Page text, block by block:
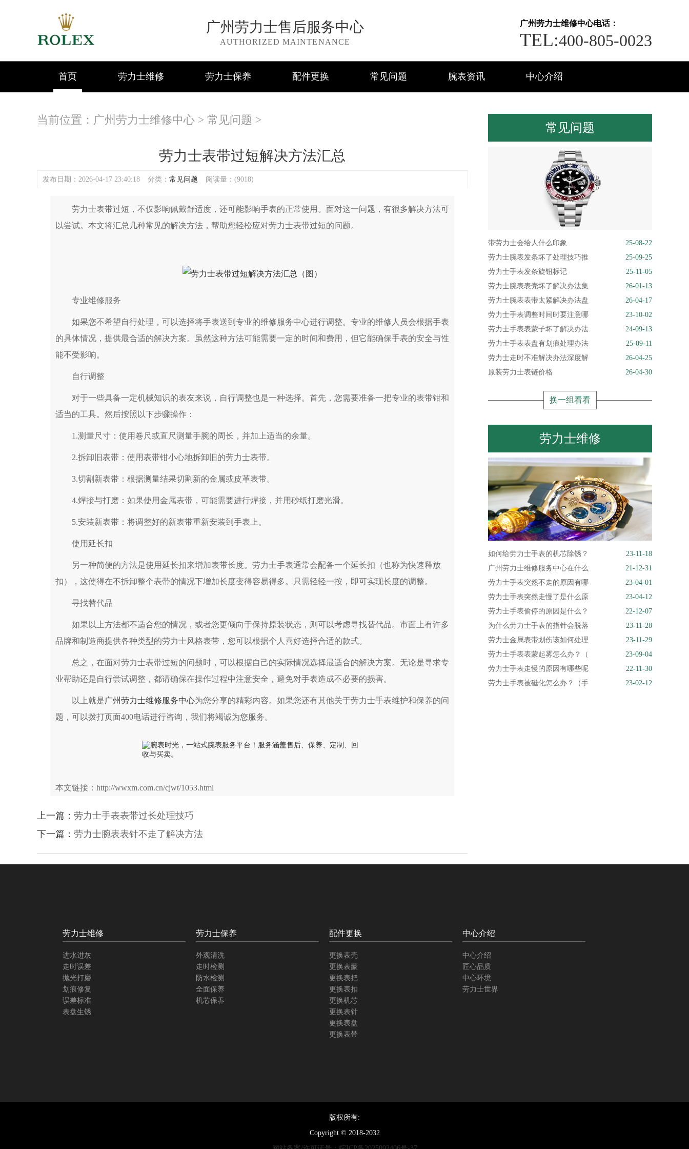
广州劳力士售后服务中心
AUTHORIZED MAINTENANCE
广州劳力士维修中心电话：
TEL:400-805-0023
首页 劳力士维修 劳力士保养 配件更换 常见问题 腕表资讯 中心介绍
当前位置： 广州劳力士维修中心 > 常见问题 >
劳力士表带过短解决方法汇总
发布日期：2026-04-17 23:40:18 分类： 常见问题 阅读量：(9018)
劳力士表带过短，不仅影响佩戴舒适度，还可能影响手表的正常使用。面对这一问题，有很多解决方法可
以尝试。本文将汇总几种常见的解决方法，帮助您轻松应对劳力士表带过短的问题。
专业维修服务
如果您不希望自行处理，可以选择将手表送到专业的维修服务中心进行调整。专业的维修人员会根据手表
的具体情况，提供最合适的解决方案。虽然这种方法可能需要一定的时间和费用，但它能确保手表的安全与性
能不受影响。
自行调整
对于一些具备一定机械知识的表友来说，自行调整也是一种选择。首先，您需要准备一把专业的表带钳和
适当的工具。然后按照以下步骤操作：
1.测量尺寸：使用卷尺或直尺测量手腕的周长，并加上适当的余量。
2.拆卸旧表带：使用表带钳小心地拆卸旧的劳力士表带。
3.切割新表带：根据测量结果切割新的金属或皮革表带。
4.焊接与打磨：如果使用金属表带，可能需要进行焊接，并用砂纸打磨光滑。
5.安装新表带：将调整好的新表带重新安装到手表上。
使用延长扣
另一种简便的方法是使用延长扣来增加表带长度。劳力士手表通常会配备一个延长扣（也称为快速释放
扣），这使得在不拆卸整个表带的情况下增加长度变得容易得多。只需轻轻一按，即可实现长度的调整。
寻找替代品
如果以上方法都不适合您的情况，或者您更倾向于保持原装状态，则可以考虑寻找替代品。市面上有许多
品牌和制造商提供各种类型的劳力士风格表带，您可以根据个人喜好选择合适的款式。
总之，在面对劳力士表带过短的问题时，可以根据自己的实际情况选择最适合的解决方案。无论是寻求专
业帮助还是自行尝试调整，都请确保在操作过程中注意安全，避免对手表造成不必要的损害。
以上就是广州劳力士维修服务中心为您分享的精彩内容。如果您还有其他关于劳力士手表维护和保养的问
题，可以拨打页面400电话进行咨询，我们将竭诚为您服务。
本文链接：http://wwxm.com.cn/cjwt/1053.html
上一篇： 劳力士手表表带过长处理技巧
下一篇： 劳力士腕表表针不走了解决方法
常见问题
带劳力士会给人什么印象
25-08-22
劳力士腕表发条坏了处理技巧推
25-09-25
劳力士手表发条旋钮标记
25-11-05
劳力士腕表表壳坏了解决办法集
26-01-13
劳力士腕表表带太紧解决办法盘
26-04-17
劳力士手表调整时间时要注意哪
23-10-02
劳力士手表表蒙子坏了解决办法
24-09-13
劳力士手表表盘有划痕处理办法
25-09-11
劳力士走时不准解决办法深度解
26-04-25
原装劳力士表链价格
26-04-30
换一组看看
劳力士维修
如何给劳力士手表的机芯除锈？
23-11-18
广州劳力士维修服务中心在什么
21-12-31
劳力士手表突然不走的原因有哪
23-04-01
劳力士手表突然走慢了是什么原
23-04-12
劳力士手表偷停的原因是什么？
22-12-07
为什么劳力士手表的指针会脱落
23-11-28
劳力士金属表带划伤该如何处理
23-11-29
劳力士手表表蒙起雾怎么办？（
23-09-04
劳力士手表走慢的原因有哪些呢
22-11-30
劳力士手表被磁化怎么办？（手
23-02-12
劳力士维修
进水进灰
走时误差
抛光打磨
划痕修复
误差标准
表盘生锈
劳力士保养
外观清洗
走时检测
防水检测
全面保养
机芯保养
配件更换
更换表壳
更换表蒙
更换表把
更换表扣
更换机芯
更换表针
更换表盘
更换表带
中心介绍
中心介绍
匠心品质
中心环境
劳力士世界
版权所有:
Copyright © 2018-2032